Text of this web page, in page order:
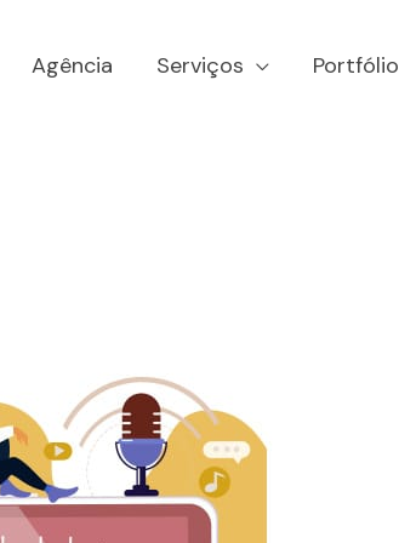
Agência Serviços Portfólio